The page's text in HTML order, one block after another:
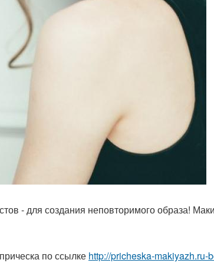
- для создания неповторимого образа!
по ссылке http://pricheska-makiyazh.ru-